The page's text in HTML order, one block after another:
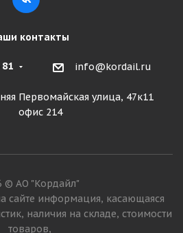
контакты
info@kordail.ru
Первомайская улица, 47к11
офис 214
© АО "Кордайл"
сайте информация, касающаяся
наличия на складе, стоимости
товаров,